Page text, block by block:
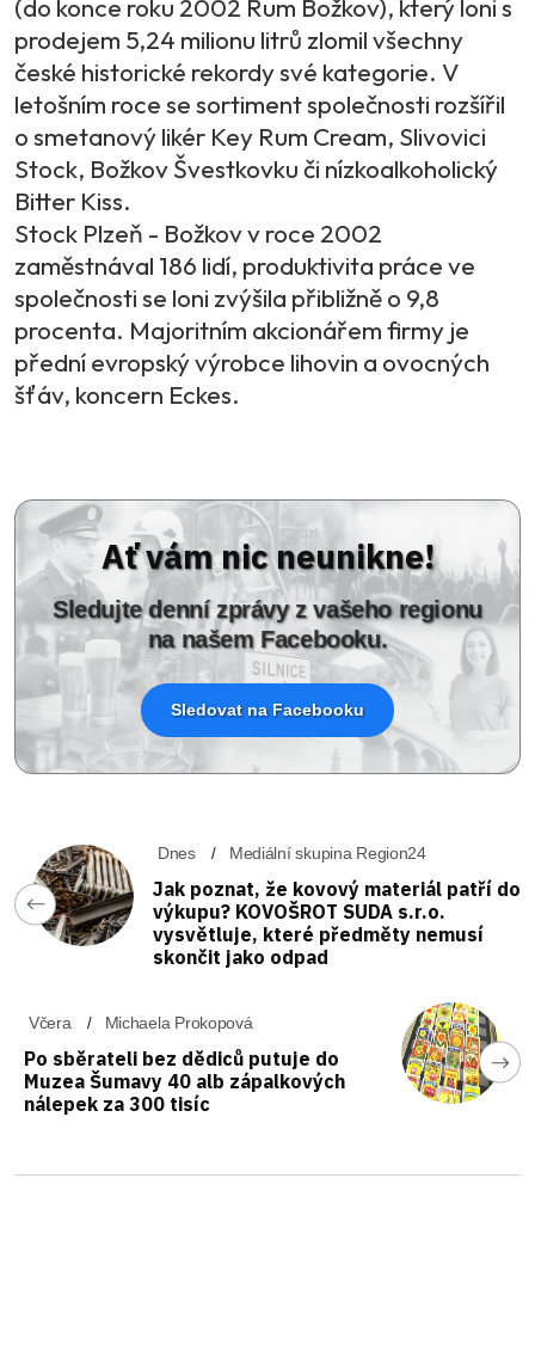
(do konce roku 2002 Rum Božkov), který loni s
prodejem 5,24 milionu litrů zlomil všechny
české historické rekordy své kategorie. V
letošním roce se sortiment společnosti rozšířil
o smetanový likér Key Rum Cream, Slivovici
Stock, Božkov Švestkovku či nízkoalkoholický
Bitter Kiss.
Stock Plzeň - Božkov v roce 2002
zaměstnával 186 lidí, produktivita práce ve
společnosti se loni zvýšila přibližně o 9,8
procenta. Majoritním akcionářem firmy je
přední evropský výrobce lihovin a ovocných
šťáv, koncern Eckes.
Ať vám nic neunikne!
Sledujte denní zprávy z vašeho regionu
na našem Facebooku.
Sledovat na Facebooku
Dnes Mediální skupina Region24
Jak poznat, že kovový materiál patří do
výkupu? KOVOŠROT SUDA s.r.o.
vysvětluje, které předměty nemusí
skončit jako odpad
Včera Michaela Prokopová
Po sběrateli bez dědiců putuje do
Muzea Šumavy 40 alb zápalkových
nálepek za 300 tisíc